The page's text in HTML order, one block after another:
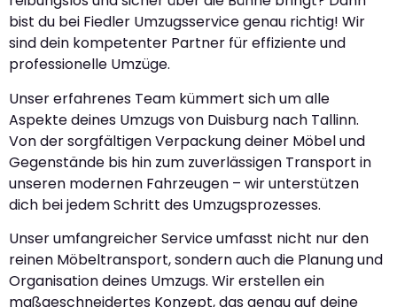
bist du bei Fiedler Umzugsservice genau richtig! Wir
sind dein kompetenter Partner für effiziente und
professionelle Umzüge.
Unser erfahrenes Team kümmert sich um alle
Aspekte deines Umzugs von Duisburg nach Tallinn.
Von der sorgfältigen Verpackung deiner Möbel und
Gegenstände bis hin zum zuverlässigen Transport in
unseren modernen Fahrzeugen – wir unterstützen
dich bei jedem Schritt des Umzugsprozesses.
Unser umfangreicher Service umfasst nicht nur den
reinen Möbeltransport, sondern auch die Planung und
Organisation deines Umzugs. Wir erstellen ein
maßgeschneidertes Konzept, das genau auf deine